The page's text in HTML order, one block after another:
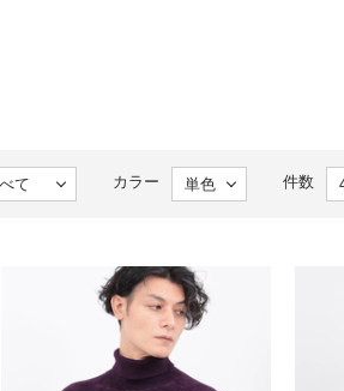
カラー 件数